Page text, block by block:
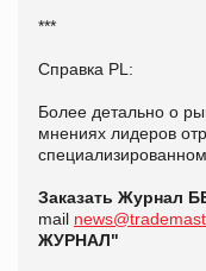
***
Справка PL:
Более детально о
мнениях лидеров
Заказать Журнал
mail
ЖУРНАЛ"